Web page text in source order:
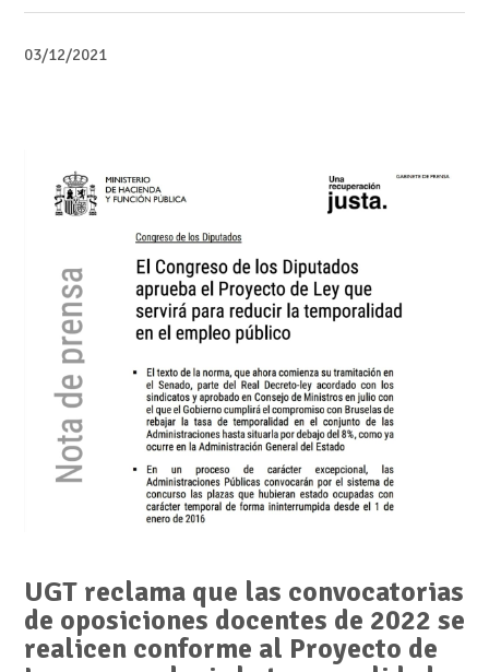
03/12/2021
UGT reclama que las convocatorias
de oposiciones docentes de 2022 se
realicen conforme al Proyecto de